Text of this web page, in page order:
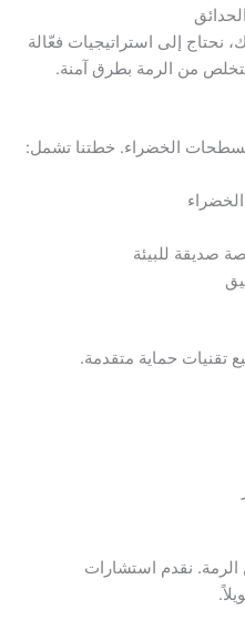
نحتاج إلى استراتيجيات فعّالة
من الرمة بطرق آمنة.
الخضراء. خطتنا تشمل:
صديقة للبيئة
تقنيات حماية متقدمة.
نقدم استشارات